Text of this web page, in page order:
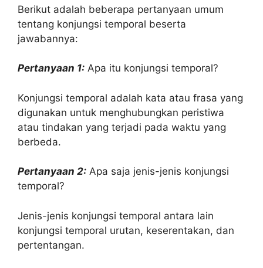
Berikut adalah beberapa pertanyaan umum
tentang konjungsi temporal beserta
jawabannya:
Pertanyaan 1: Apa itu konjungsi temporal?
Konjungsi temporal adalah kata atau frasa yang
digunakan untuk menghubungkan peristiwa
atau tindakan yang terjadi pada waktu yang
berbeda.
Pertanyaan 2: Apa saja jenis-jenis konjungsi
temporal?
Jenis-jenis konjungsi temporal antara lain
konjungsi temporal urutan, keserentakan, dan
pertentangan.